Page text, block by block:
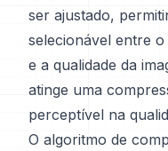
ser ajustado,
selecionável entre
e a qualidade da
atinge uma
perceptível na
O algoritmo de